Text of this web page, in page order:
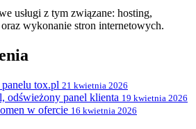
usługi z tym związane: hosting,
wykonanie stron internetowych.
tox.pl 21 kwietnia 2026
odświeżony panel klienta 19 kwietnia 2026
w ofercie 16 kwietnia 2026